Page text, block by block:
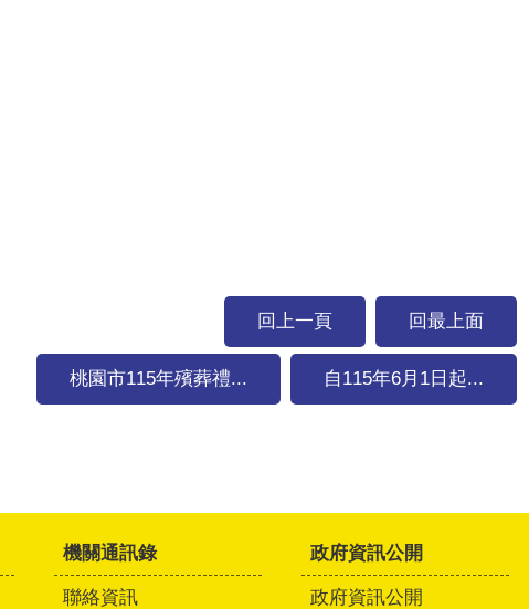
回上一頁
回最上面
桃園市115年殯葬禮... 自115年6月1日起...
機關通訊錄
聯絡資訊
政府資訊公開
政府資訊公開